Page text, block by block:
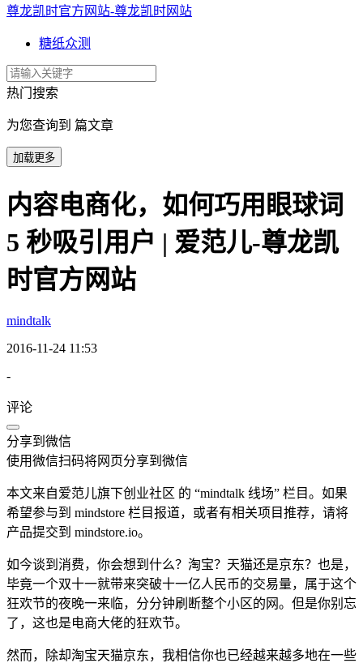
尊龙凯时官方网站-尊龙凯时网站
糖纸众测
热门搜索
为您查询到 篇文章
加载更多
内容电商化，如何巧用眼球词
5 秒吸引用户 | 爱范儿-尊龙凯
时官方网站
mindtalk
2016-11-24 11:53
-
评论
分享到微信
使用微信扫码将网页分享到微信
本文来自爱范儿旗下创业社区 的 “mindtalk 线场” 栏目。如果
希望参与到 mindstore 栏目报道，或者有相关项目推荐，请将
产品提交到 mindstore.io。
如今谈到消费，你会想到什么？淘宝？天猫还是京东？也是，
毕竟一个双十一就带来突破十一亿人民币的交易量，属于这个
狂欢节的夜晚一来临，分分钟刷断整个小区的网。但是你别忘
了，这也是电商大佬的狂欢节。
然而，除却淘宝天猫京东，我相信你也已经越来越多地在一些